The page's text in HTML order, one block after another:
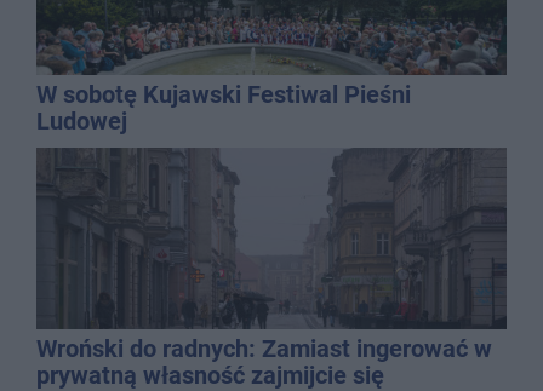
W sobotę Kujawski Festiwal Pieśni
Ludowej
Wroński do radnych: Zamiast ingerować w
prywatną własność zajmijcie się